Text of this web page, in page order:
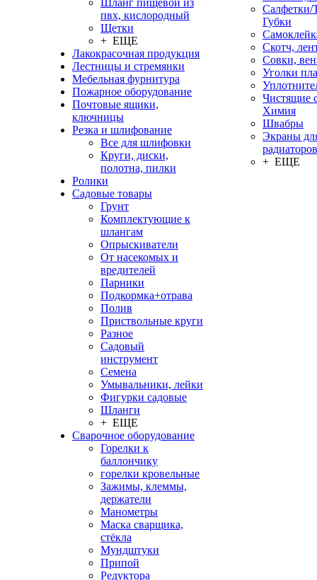
Шланг пищевой из
пвх, кислородный
Щетки
+ ЕЩЕ
Лакокрасочная продукция
Лестницы и стремянки
Мебельная фурнитура
Пожарное оборудование
Почтовые ящики,
ключницы
Резка и шлифование
Все для шлифовки
Круги, диски,
полотна, пилки
Ролики
Садовые товары
Грунт
Комплектующие к
шлангам
Опрыскиватели
От насекомых и
вредителей
Парники
Подкормка+отрава
Полив
Приствольные круги
Разное
Садовый
инструмент
Семена
Умывальники, лейки
Фигурки садовые
Шланги
+ ЕЩЕ
Сварочное оборудование
Горелки к
баллончику
горелки кровельные
Зажимы, клеммы,
держатели
Манометры
Маска сварщика,
стёкла
Мундштуки
Припой
Редуктора
Салфетки/
Губки
Скотч,
Совки,
Уголки
Чистящие
Химия
Швабры
Экраны
радиаторов
+ ЕЩЕ